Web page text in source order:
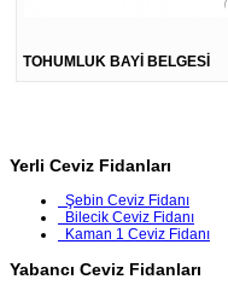
TOHUMLUK BAYİ BELGESİ
Yerli Ceviz Fidanları
Şebin Ceviz Fidanı
Bilecik Ceviz Fidanı
Kaman 1 Ceviz Fidanı
Yabancı Ceviz Fidanları